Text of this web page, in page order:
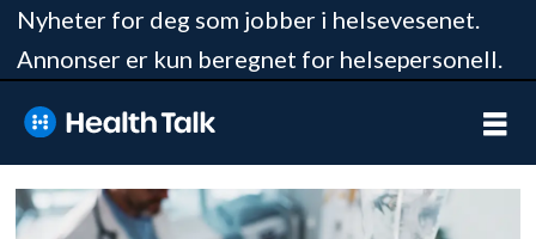
Nyheter for deg som jobber i helsevesenet.
Annonser er kun beregnet for helsepersonell.